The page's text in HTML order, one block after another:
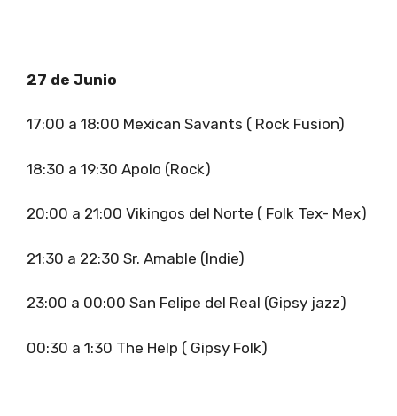
27 de Junio
17:00 a 18:00 Mexican Savants ( Rock Fusion)
18:30 a 19:30 Apolo (Rock)
20:00 a 21:00 Vikingos del Norte ( Folk Tex- Mex)
21:30 a 22:30 Sr. Amable (Indie)
23:00 a 00:00 San Felipe del Real (Gipsy jazz)
00:30 a 1:30 The Help ( Gipsy Folk)